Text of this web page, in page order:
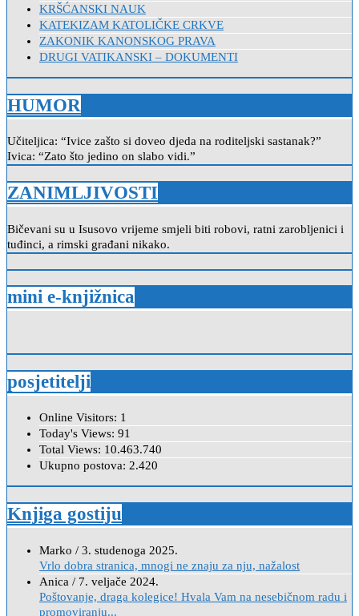
KRŠĆANSKI NAUK
KATEKIZAM KATOLIČKE CRKVE
ZAKONIK KANONSKOG PRAVA
DRUGI VATIKANSKI – DOKUMENTI
HUMOR
Učiteljica: “Ivice zašto si doveo djeda na roditeljski sastanak?”
Ivica: “Zato što jedino on slabo vidi.”
ZANIMLJIVOSTI
Bičevani su u Isusovo vrijeme smjeli biti robovi, ratni zarobljenici i
tuđinci, a rimski građani nikako.
mini e-knjižnica
posjetitelji
Online Visitors: 1
Today's Views: 91
Total Views: 10.463.740
Ukupno postova: 2.420
Knjiga gostiju
Marko / 3. studenoga 2025.
Vrlo dobra stranica, mnogi ne znaju za nju, nažalost
Anica / 7. veljače 2024.
Poštovanje, draga kolegice! Hvala Vam na nesebičnom radu i
promoviranju...